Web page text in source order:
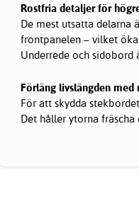
Rostfria detaljer för
De mest utsatta
frontpanelen – vilket
Underrede och sidobord
Förläng livslängden
För att skydda
Det håller ytorna